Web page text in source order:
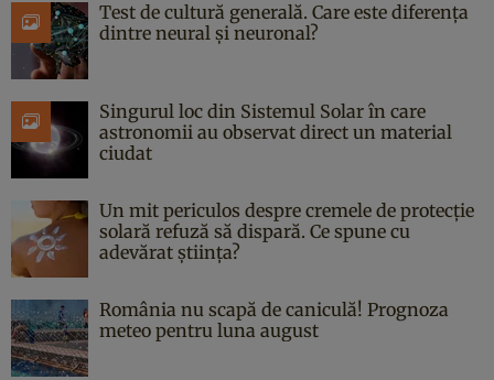
Test de cultură generală. Care este diferența
dintre neural și neuronal?
Singurul loc din Sistemul Solar în care
astronomii au observat direct un material
ciudat
Un mit periculos despre cremele de protecție
solară refuză să dispară. Ce spune cu
adevărat știința?
România nu scapă de caniculă! Prognoza
meteo pentru luna august